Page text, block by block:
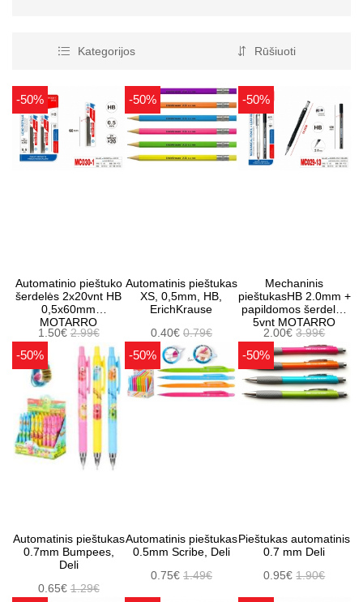
Kategorijos Rūšiuoti
-50%
Automatinio pieštuko
šerdelės 2x20vnt HB
0,5x60mm
MOTARRO
1.50€2.99€
-50%
Automatinis pieštukas
XS, 0,5mm, HB,
ErichKrause
0.40€ 0.79€
-50%
Mechaninis
pieštukasHB 2.0mm +
papildomos šerdelės
5vnt MOTARRO
2.00€3.99€
-50%
Automatinis pieštukas
0.7mm Bumpees,
Deli
0.65€1.29€
-50%
Automatinis pieštukas
0.5mm Scribe, Deli
0.75€ 1.49€
-50%
Pieštukas automatinis
0.7 mm Deli
0.95€1.90€